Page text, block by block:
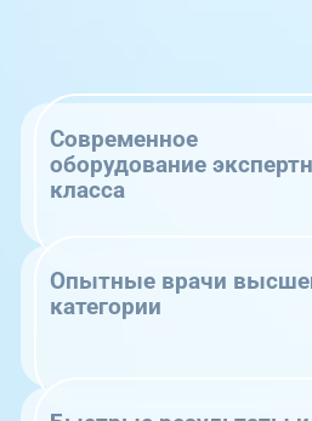
Современное
оборудование
класса
Опытные врачи
категории